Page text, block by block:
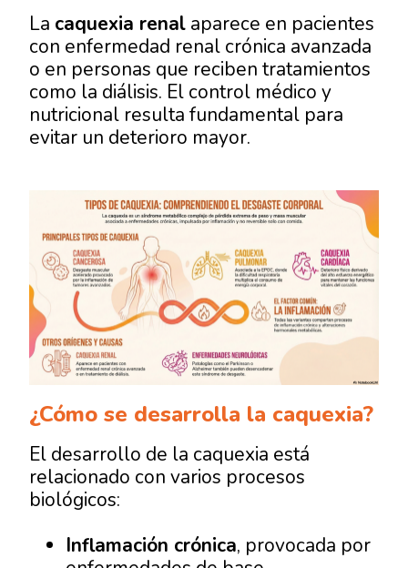
La caquexia renal aparece en pacientes
con enfermedad renal crónica avanzada
o en personas que reciben tratamientos
como la diálisis. El control médico y
nutricional resulta fundamental para
evitar un deterioro mayor.
¿Cómo se desarrolla la caquexia?
El desarrollo de la caquexia está
relacionado con varios procesos
biológicos:
Inflamación crónica, provocada por